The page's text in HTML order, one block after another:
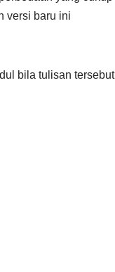
versi baru ini
bila tulisan tersebut